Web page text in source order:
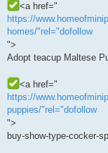
<a href="
https://
homes/"rel="dofollow
">
Adopt teacup Maltese
<a href="
https://
puppies/"rel="dofollow
">
buy-show-type-cocker-